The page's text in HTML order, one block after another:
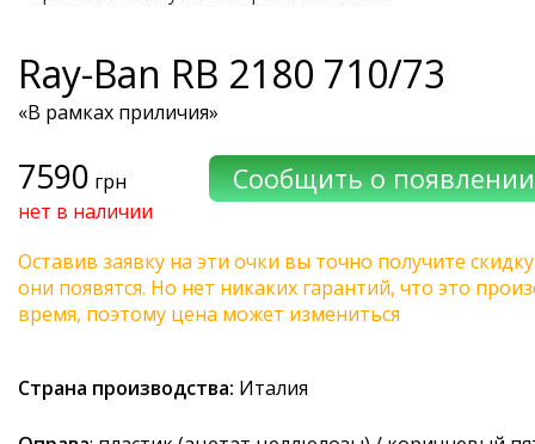
Ray-Ban RB 2180 710/73
«В рамках приличия»
7590 грн
нет в наличии
Оставив заявку на эти очки вы точно получите
они появятся. Но нет никаких гарантий, что это
время, поэтому цена может измениться
Страна производства: Италия